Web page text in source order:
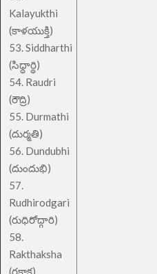
Kalayukthi
(కాళయుక్తి)
53. Siddharthi
(సిధ్ధార్థి)
54. Raudri
(రౌద్రి)
55. Durmathi
(దుర్మతి)
56. Dundubhi
(దుందుభి)
57.
Rudhirodgari
(రుధిరోద్గారి)
58.
Rakthaksha